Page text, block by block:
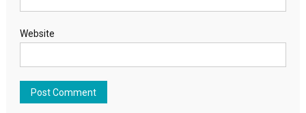
Website